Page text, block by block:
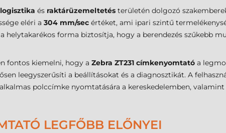
logisztika és raktárüzemeltetés területén dolgozó
eléri a 304 mm/sec értéket, ami ipari szintű
helytakarékos forma biztosítja, hogy a berendezés szűkebb
fontos kiemelni, hogy a Zebra ZT231 címkenyomtató a
leegyszerűsíti a beállításokat és a diagnosztikát. A
polccímke nyomtatására a kereskedelemben,
LEGFŐBB ELŐNYEI